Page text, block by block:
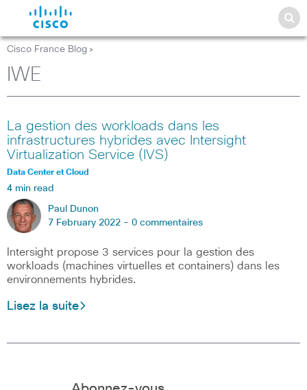
Cisco France Blog >
IWE
La gestion des workloads dans les
infrastructures hybrides avec Intersight
Virtualization Service (IVS)
Data Center et Cloud
4 min read
Paul Dunon
7 February 2022 - 0 commentaires
Intersight propose 3 services pour la gestion des
workloads (machines virtuelles et containers) dans les
environnements hybrides.
Lisez la suite